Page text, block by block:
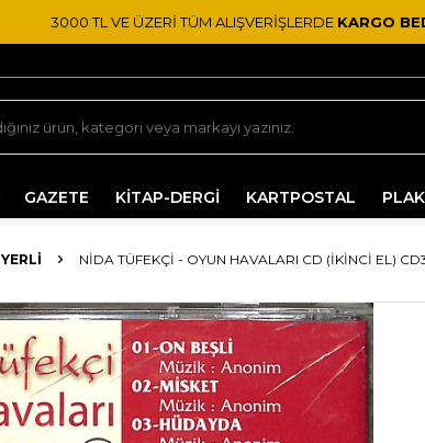
3000 TL VE ÜZERİ TÜM ALIŞVERİŞLERDE KARGO
GAZETE KİTAP-DERGİ KARTPOSTAL PLAK
YERLI NIDA TÜFEKÇI - OYUN HAVALARI CD (İKINCI EL)